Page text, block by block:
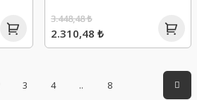
2.310,48 ₺
3.448,48 ₺
3 4 .. 8